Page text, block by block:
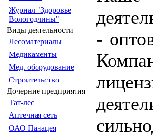
Журнал "Здоровье
Вологодчины"
Виды деятельности
Лесоматериалы
Медикаменты
Мед. оборудование
Строительство
Дочерние предприятия
Тат-лес
Аптечная сеть
ОАО Панацея
-